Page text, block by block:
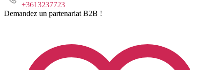
+3613237723
Demandez un partenariat B2B !